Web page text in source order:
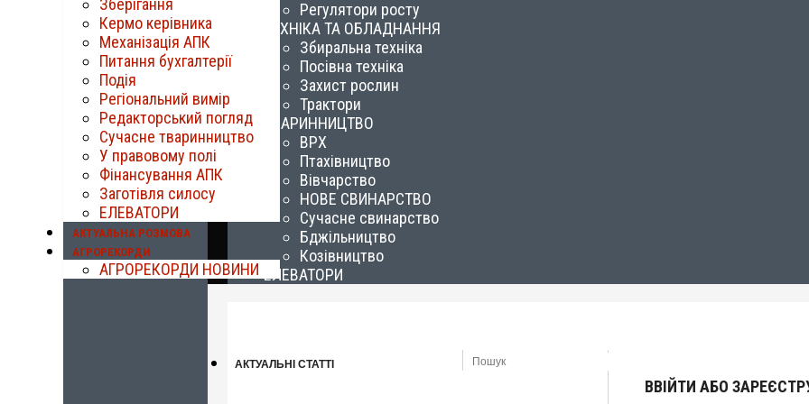
Зберігання
Кермо керівника
Механізація АПК
Питання бухгалтерії
Подія
Регіональний вимір
Редакторський погляд
Сучасне тваринництво
У правовому полі
Фінансування АПК
Заготівля силосу
ЕЛЕВАТОРИ
АКТУАЛЬНА РОЗМОВА
АГРОРЕКОРДИ
АГРОРЕКОРДИ НОВИНИ
Регулятори росту
ТЕХНІКА ТА ОБЛАДНАННЯ
Збиральна техніка
Посівна техніка
Захист рослин
Трактори
ТВАРИННИЦТВО
ВРХ
Птахівництво
Вівчарство
НОВЕ СВИНАРСТВО
Сучасне свинарство
Бджільництво
Козівництво
ЕЛЕВАТОРИ
АКТУАЛЬНІ СТАТТІ
ВВІЙТИ АБО